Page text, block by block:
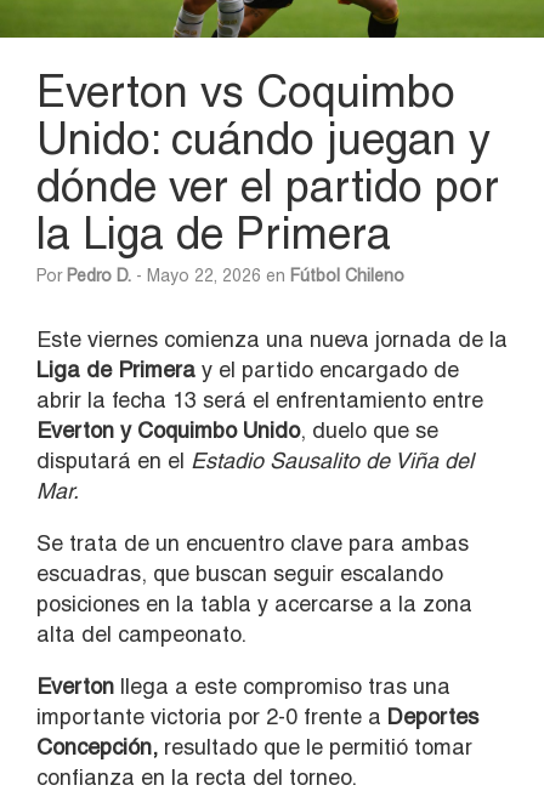
Everton vs Coquimbo
Unido: cuándo juegan y
dónde ver el partido por
la Liga de Primera
Por Pedro D. - Mayo 22, 2026 en Fútbol Chileno
Este viernes comienza una nueva jornada de la
Liga de Primera y el partido encargado de
abrir la fecha 13 será el enfrentamiento entre
Everton y Coquimbo Unido, duelo que se
disputará en el Estadio Sausalito de Viña del
Mar.
Se trata de un encuentro clave para ambas
escuadras, que buscan seguir escalando
posiciones en la tabla y acercarse a la zona
alta del campeonato.
Everton llega a este compromiso tras una
importante victoria por 2-0 frente a Deportes
Concepción, resultado que le permitió tomar
confianza en la recta del torneo.